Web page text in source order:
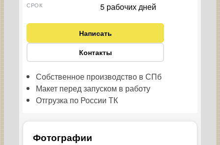
СРОК 5 рабочих дней
Написать
Контакты
Собственное производство в СПб
Макет перед запуском в работу
Отгрузка по России ТК
Фотографии